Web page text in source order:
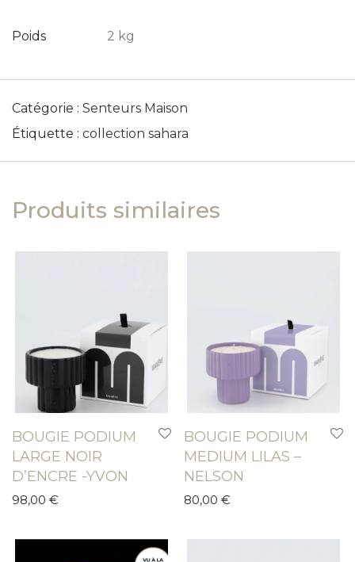
Poids 2 kg
Catégorie : Senteurs Maison
Étiquette : collection sahara
Produits similaires
BOUGIE PODIUM
LARGE NOIR
D’ENCRE -YVON
98,00 €
BOUGIE PODIUM
MEDIUM LILAS –
NELSON
80,00 €